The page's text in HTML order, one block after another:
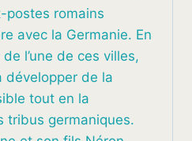
postes romains
avec la Germanie. En
l’une de ces villes,
développer de la
tout en la
tribus germaniques.